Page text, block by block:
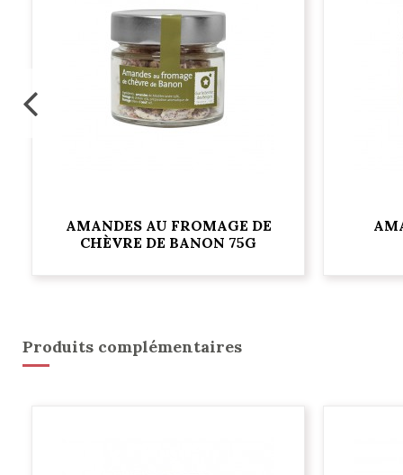
AMANDES AU FROMAGE DE
CHÈVRE DE BANON 75G
Produits complémentaires